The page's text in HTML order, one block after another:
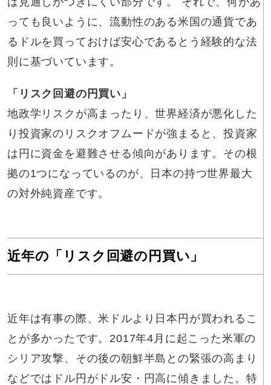
っても良いように、流動性のある米国の通貨であ
るドルを買っておけば安心であるとう経験的な法
則に基づいています。
「リスク回避の円買い」
地政学リスクが高まったり、世界経済が悪化した
り投資家のリスクオフムードが強まると、投資家
は円に資金を避難させる傾向があります。その根
拠の1つになっているのが、日本の持つ世界最大
の対外純資産です。
近年の「リスク回避の円買い」
近年は有事の際、米ドルより日本円が買われるこ
とが多かったです。2017年4月に起こった米軍の
シリア攻撃、その後の朝鮮半島との緊張の高まり
などではドル円がドル安・円高に傾きました。特